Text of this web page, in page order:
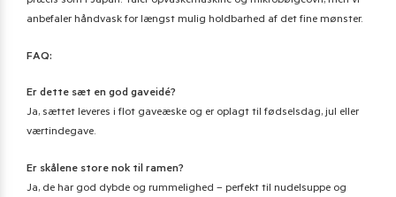
anbefaler håndvask for længst mulig holdbarhed af det fine mønster.
FAQ:
Er dette sæt en god gaveidé?
Ja, sættet leveres i flot gaveæske og er oplagt til fødselsdag, jul eller
værtindegave.
Er skålene store nok til ramen?
Ja, de har god dybde og rummelighed – perfekt til nudelsuppe og